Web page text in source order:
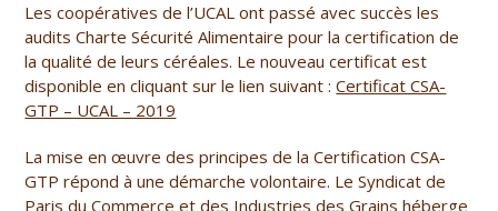
Les coopératives de l’UCAL ont passé avec succès les
audits Charte Sécurité Alimentaire pour la certification de
la qualité de leurs céréales. Le nouveau certificat est
disponible en cliquant sur le lien suivant :Certificat CSA-
GTP – UCAL – 2019
La mise en œuvre des principes de la Certification CSA-
GTP répond à une démarche volontaire. Le Syndicat de
Paris du Commerce et des Industries des Grains héberge